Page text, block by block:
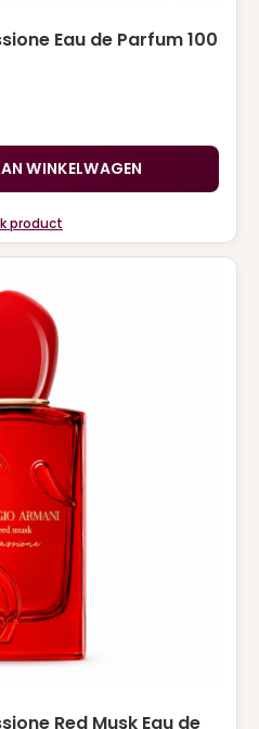
Eau de Parfum 100
WINKELWAGEN
product
Red Musk Eau de